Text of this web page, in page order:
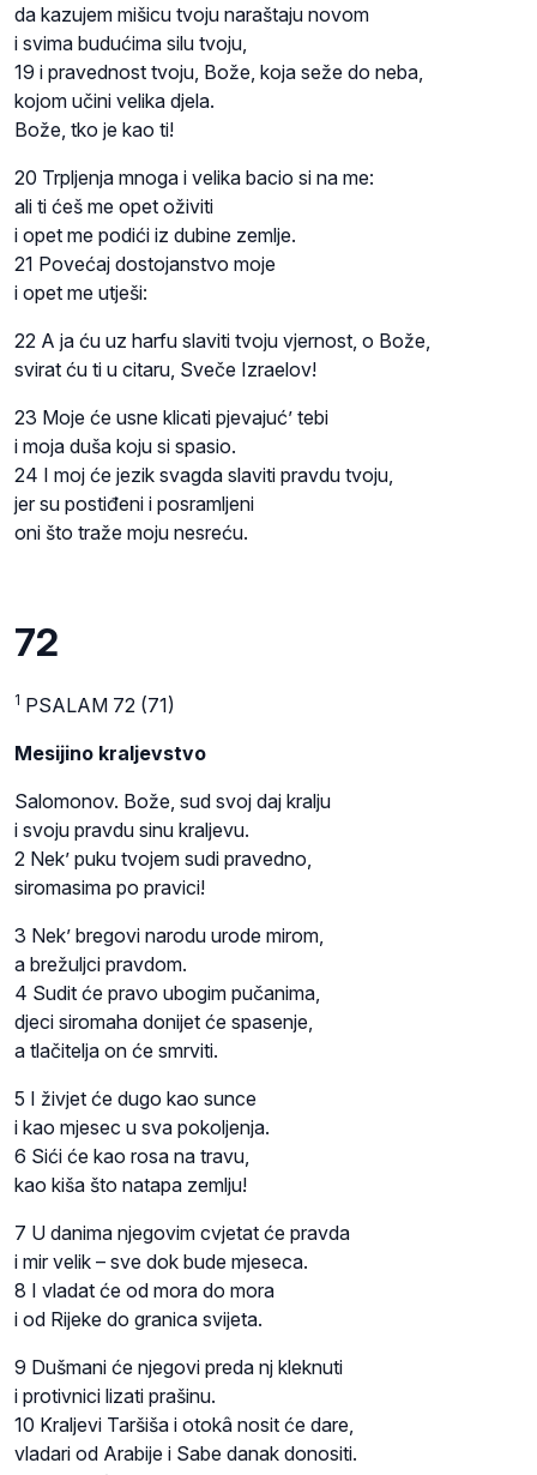
da kazujem mišicu tvoju naraštaju novom
i svima budućima silu tvoju,
19 i pravednost tvoju, Bože, koja seže do neba,
kojom učini velika djela.
Bože, tko je kao ti!
20 Trpljenja mnoga i velika bacio si na me:
ali ti ćeš me opet oživiti
i opet me podići iz dubine zemlje.
21 Povećaj dostojanstvo moje
i opet me utješi:
22 A ja ću uz harfu slaviti tvoju vjernost, o Bože,
svirat ću ti u citaru, Sveče Izraelov!
23 Moje će usne klicati pjevajuć’ tebi
i moja duša koju si spasio.
24 I moj će jezik svagda slaviti pravdu tvoju,
jer su postiđeni i posramljeni
oni što traže moju nesreću.
72
1 PSALAM 72 (71)
Mesijino kraljevstvo
Salomonov. Bože, sud svoj daj kralju
i svoju pravdu sinu kraljevu.
2 Nek’ puku tvojem sudi pravedno,
siromasima po pravici!
3 Nek’ bregovi narodu urode mirom,
a brežuljci pravdom.
4 Sudit će pravo ubogim pučanima,
djeci siromaha donijet će spasenje,
a tlačitelja on će smrviti.
5 I živjet će dugo kao sunce
i kao mjesec u sva pokoljenja.
6 Sići će kao rosa na travu,
kao kiša što natapa zemlju!
7 U danima njegovim cvjetat će pravda
i mir velik – sve dok bude mjeseca.
8 I vladat će od mora do mora
i od Rijeke do granica svijeta.
9 Dušmani će njegovi preda nj kleknuti
i protivnici lizati prašinu.
10 Kraljevi Taršiša i otokâ nosit će dare,
vladari od Arabije i Sabe danak donositi.